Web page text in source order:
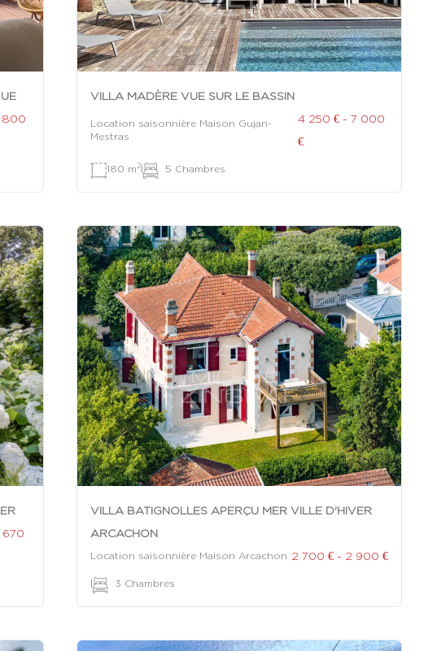
800
VILLA MADÈRE VUE SUR LE BASSIN
Location saisonnière Maison Gujan-
Mestras
4 250 € - 7 000
€
180 m 2| 5 Chambres
VILLA BATIGNOLLES APERÇU MER VILLE D'HIVER
ARCACHON
Location saisonnière Maison Arcachon 2 700 € - 2 900 €
| 3 Chambres